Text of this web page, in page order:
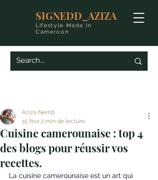
SIGNEDD_AZIZA
Lifestyle Made In
Cameroon
Cuisine camerounaise : top 4
des blogs pour réussir vos
recettes.
Aziza Nemb
15 févr.2 min de lecture
La cuisine camerounaise est un art qui